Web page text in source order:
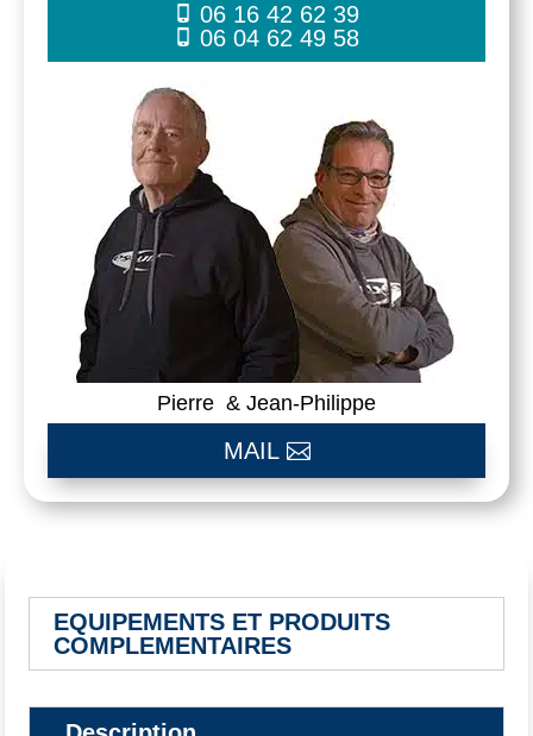
06 16 42 62 39
06 04 62 49 58
Pierre & Jean-Philippe
MAIL
EQUIPEMENTS ET PRODUITS
COMPLEMENTAIRES